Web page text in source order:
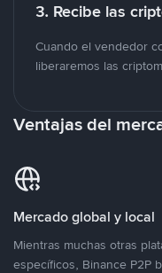
3. Recibe las
Cuando el vendedor
liberaremos las
Ventajas del
Mercado global y local
Mientras muchas otras
específicos, Binance P2P